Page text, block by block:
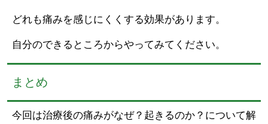
どれも痛みを感じにくくする効果があります。
自分のできるところからやってみてください。
まとめ
今回は治療後の痛みがなぜ？起きるのか？について解